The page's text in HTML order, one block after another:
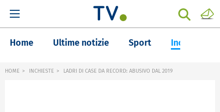
Home Ultime notizie Sport Inchieste
HOME INCHIESTE LADRI DI CASE DA RECORD: ABUSIVO DAL 2019